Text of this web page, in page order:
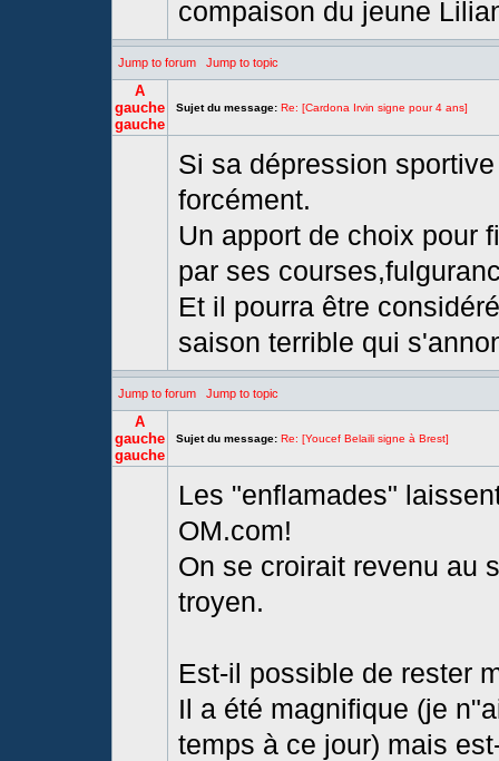
compaison du jeune
Jump to forum Jump to topic
A
gauche
gauche
Sujet du message: Re: [Cardona Irvin signe pour 4 ans]
Si sa dépression
forcément.
Un apport de choix pour
par ses
Et il pourra être
saison terrible qui
Jump to forum Jump to topic
A
gauche
gauche
Sujet du message: Re: [Youcef Belaili signe à Brest]
Les "enflamades"
OM.com!
On se croirait revenu au
troyen.
Est-il possible de rester
Il a été magnifique (je
temps à ce jour) mais